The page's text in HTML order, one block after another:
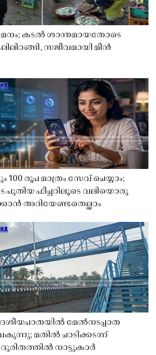
ശമനം; കടൽ ശാന്തമായതോടെ
സജീവമായി മീൻ
രൂപ മാത്രം സേവ് ചെയ്യാം;
ഫീച്ചറിലൂടെ വലിയൊരു
അറിയേണ്ടതെല്ലാം
മേൽനടപ്പാത
മതിൽ ചാടിക്കടന്ന്
നാട്ടുകാർ